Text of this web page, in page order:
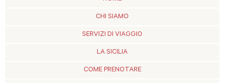
CHI SIAMO
SERVIZI DI VIAGGIO
LA SICILIA
COME PRENOTARE